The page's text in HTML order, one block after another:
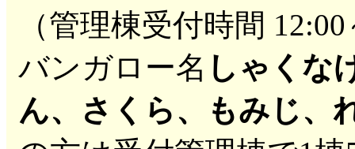
（管理棟受付時間
バンガロー名 しゃくな
ん、さくら、もみじ、